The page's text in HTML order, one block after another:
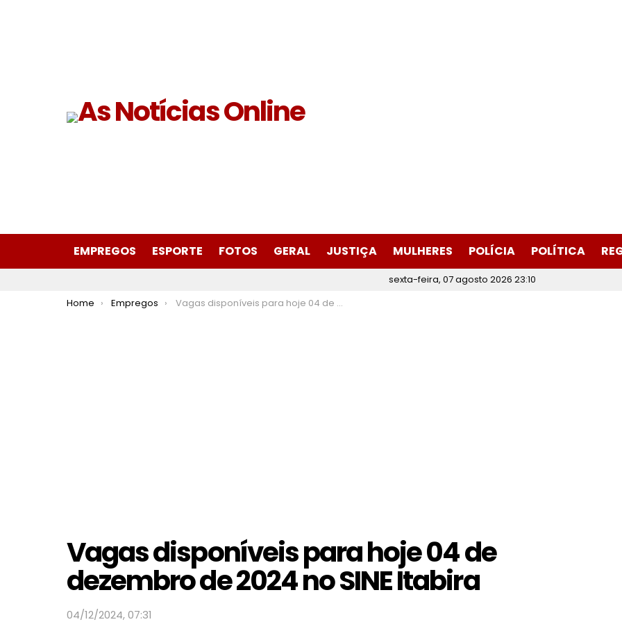
EMPREGOS ESPORTE FOTOS GERAL JUSTIÇA MULHERES POLÍCIA POLÍTICA
sexta-feira, 07 agosto 2026 23:10
You are here:
Home Empregos Vagas disponíveis para hoje 04 de dezembro de 2024 no SINE Itabira
Vagas disponíveis para hoje 04 de
dezembro de 2024 no SINE Itabira
04/12/2024, 07:31